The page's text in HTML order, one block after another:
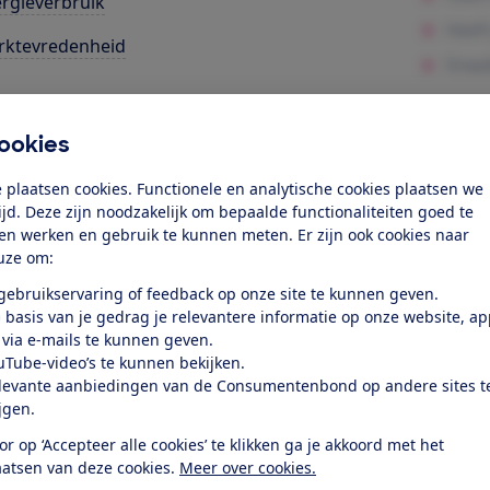
plaatsen cookies. Functionele en analytische cookies plaatsen we
Deze zijn noodzakelijk om bepaalde functionaliteiten goed te
werken en gebruik te kunnen meten. Er zijn ook cookies naar
om:
of feedback op onze site te kunnen geven.
basis van je gedrag je relevantere informatie op onze website,
e-mails te kunnen geven.
video’s te kunnen bekijken.
aanbiedingen van de Consumentenbond op andere sites
op ‘Accepteer alle cookies’ te klikken ga je akkoord met het
van deze cookies. Meer over cookies.
Al lid? Log in
dit product
door de Consumentenbond